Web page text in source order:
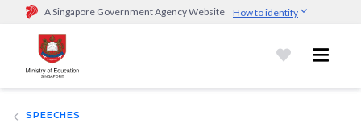
A Singapore Government Agency Website How to identify
Official website links end with .gov.sg
Government agencies communicate via
go.gov.sg/open).Trusted websites
SPEECHES